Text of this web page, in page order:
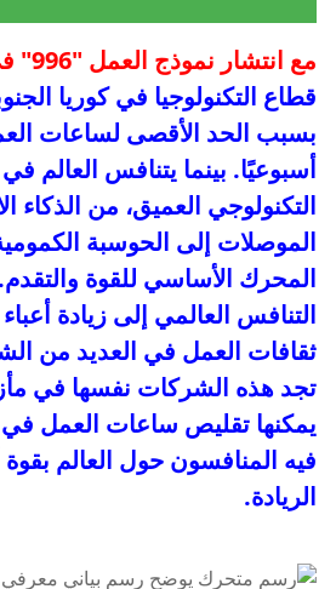
مع انتشار نموذج العمل "996" في الصين
قطاع التكنولوجيا في كوريا
أسبوعيًا. بينما يتنافس العالم في
التكنولوجي العميق، من الذكاء
الموصلات إلى الحوسبة
المحرك الأساسي للقوة
التنافس العالمي إلى زيادة
ثقافات العمل في العديد من
تجد هذه الشركات نفسها في
يمكنها تقليص ساعات العمل
فيه المنافسون حول العالم بقوة
الريادة.